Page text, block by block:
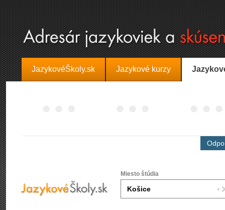
JazykovéŠkoly.sk Jazykové kurzy
Miesto štúdia